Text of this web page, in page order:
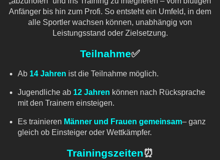
Anfänger bis hin zum Profi. So entsteht ein Umfeld, in dem
alle Sportler wachsen können, unabhängig von
Leistungsstand oder Zielsetzung.
Teilnahme✅
Ab 14 Jahren ist die Teilnahme möglich.
Jugendliche ab 12 Jahren können nach Rücksprache
mit den Trainern einsteigen.
Es trainieren Männer und Frauen gemeinsam– ganz
gleich ob Einsteiger oder Wettkämpfer.
Trainingszeiten⏰